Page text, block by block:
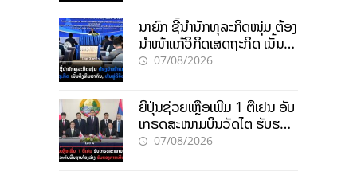
ນາຍົກ ຊີ້ນຳນັກທຸລະກິດໜຸ່ມ ຕ້ອງ
ນຳໜ້າແກ້ວິກິດເສດຖະກິດ ເນັ້ນດຶງ
ທຶນສາກົນ, ຫັນສູ່ດິຈິຕອນ
07/08/2026
ຍີ່ປຸ່ນຊ່ວຍເຫຼືອເພີ່ມ 1 ຕື້ເຢນ ອັບ
ເກຣດສະໜາມບິນວັດໄຕ ຮັບຮອງ
ການເຕີບໂຕ
07/08/2026